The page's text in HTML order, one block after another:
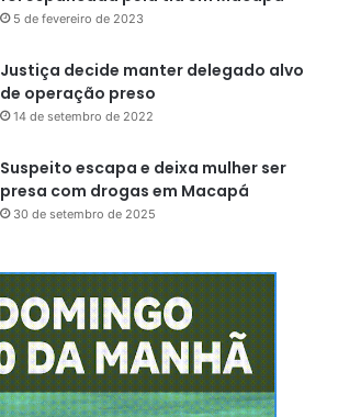
5 de fevereiro de 2023
Justiça decide manter delegado alvo
de operação preso
14 de setembro de 2022
Suspeito escapa e deixa mulher ser
presa com drogas em Macapá
30 de setembro de 2025